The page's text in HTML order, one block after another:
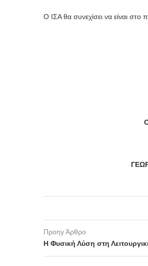
Ο ΙΣΑ θα συνεχίσει να είναι
Προηγ Άρθρο
Η Φυσική Λύση στη